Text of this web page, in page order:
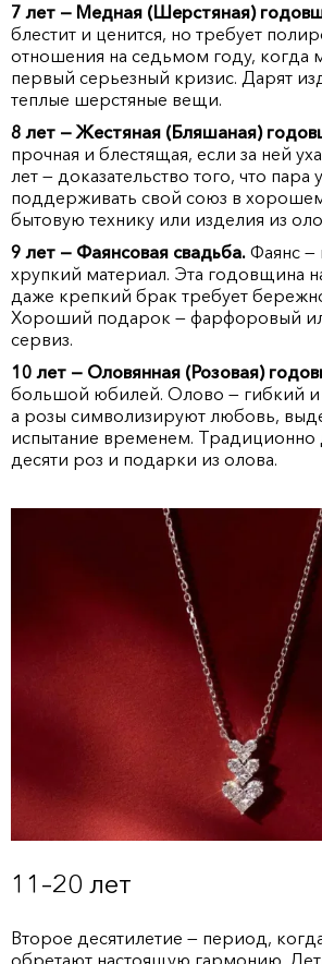
7 лет — Медная (Шерстяная)
блестит и ценится, но требует
отношения на седьмом году, когда
первый серьезный кризис. Дарят
теплые шерстяные вещи.
8 лет — Жестяная (Бляшаная)
прочная и блестящая, если за ней
лет — доказательство того, что пара
поддерживать свой союз в
бытовую технику или изделия из
9 лет — Фаянсовая свадьба. Фаянс —
хрупкий материал. Эта годовщина
даже крепкий брак требует
Хороший подарок — фарфоровый
сервиз.
10 лет — Оловянная (Розовая)
большой юбилей. Олово — гибкий и
а розы символизируют любовь,
испытание временем. Традиционно
десяти роз и подарки из олова.
11–20 лет
Второе десятилетие — период,
обретают настоящую гармонию.